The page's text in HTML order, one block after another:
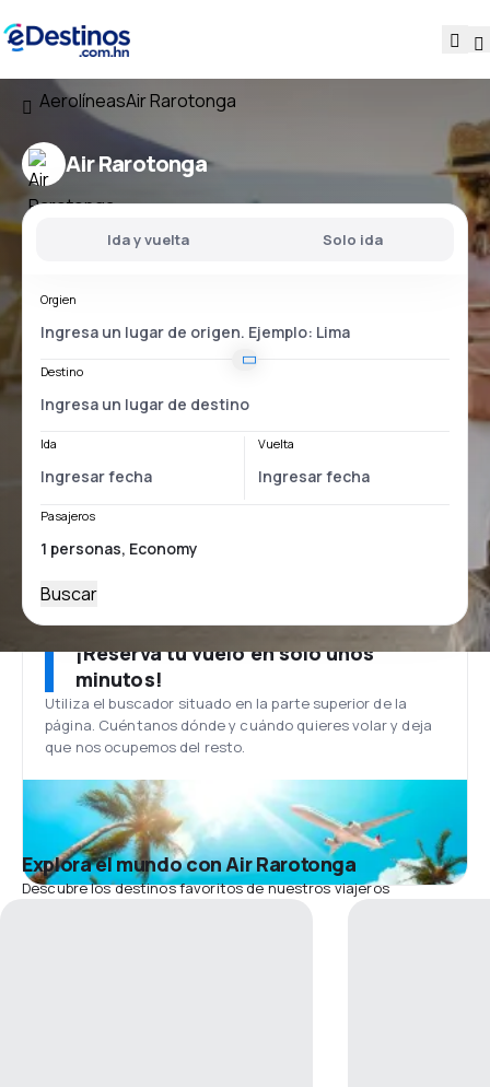
AerolíneasAir Rarotonga
Air Rarotonga
Ida y vuelta Solo ida
Orgien
Destino
Ida Vuelta
Pasajeros
Buscar
¡Reserva tu vuelo en solo unos
minutos!
Utiliza el buscador situado en la parte superior de la
página. Cuéntanos dónde y cuándo quieres volar y deja
que nos ocupemos del resto.
Explora el mundo con Air Rarotonga
Descubre los destinos favoritos de nuestros viajeros